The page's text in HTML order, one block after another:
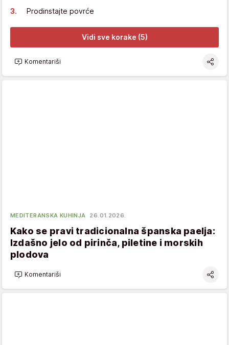
Prodinstajte povrće
Vidi sve korake (5)
Komentariši
MEDITERANSKA KUHINJA 26.01.2026.
Kako se pravi tradicionalna španska paelja:
Izdašno jelo od pirinča, piletine i morskih
plodova
Komentariši